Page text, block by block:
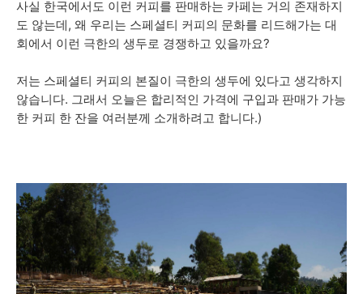
사실 한국에서도 이런 커피를 판매하는 카페는 거의 존재하지
도 않는데, 왜 우리는 스페셜티 커피의 문화를 리드해가는 대
회에서 이런 극한의 생두로 경쟁하고 있을까요?
저는 스페셜티 커피의 본질이 극한의 생두에 있다고 생각하지
않습니다. 그래서 오늘은 합리적인 가격에 구입과 판매가 가능
한 커피 한 잔을 여러분께 소개하려고 합니다.)